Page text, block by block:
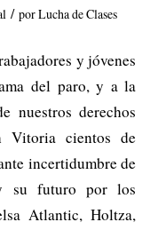
/ porLucha de Clases
y jóvenes
del paro, y a la
nuestros derechos
Vitoria cientos de
incertidumbre de
su futuro por los
Atlantic, Holtza,